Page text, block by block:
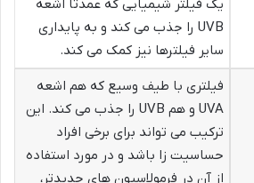
یک فیلتر شیمیایی که عمدتاً اشعه
UVB را جذب می کند و به پایداری
سایر فیلترها نیز کمک می کند.
فیلتری با طیف وسیع که هم اشعه
UVA و هم UVB را جذب می کند. این
ترکیب می تواند برای برخی افراد
حساسیت زا باشد و در مورد استفاده
از آن در فرمولاسیون های جدیدتر،